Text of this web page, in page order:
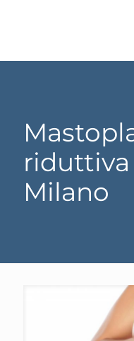
riduttiva
Milano